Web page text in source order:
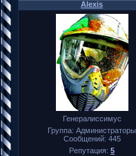
Alexis
Генералиссимус
Группа: Администраторы
Сообщений: 445
Репутация: 5